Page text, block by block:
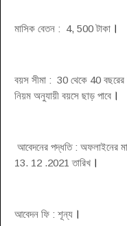
মাসিক বেতন : 4, 500 টাকা ।
বয়স সীমা : 30 থেকে 40 বছরের
নিয়ম অনুযায়ী বয়সে ছাড় পাবে ।
আবেদনের পদ্ধতি : অফলাইনের
13. 12 .2021 তারিখ ।
আবেদন ফি : শূন্য ।